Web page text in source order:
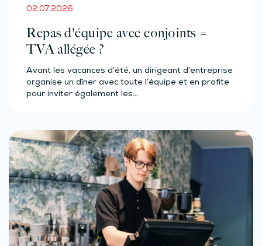
02.07.2026
Repas d'équipe avec conjoints =
TVA allégée ?
Avant les vacances d’été, un dirigeant d’entreprise
organise un dîner avec toute l’équipe et en profite
pour inviter également les…